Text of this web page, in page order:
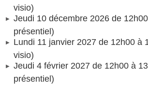
visio)
Jeudi 10 décembre 2026 de
présentiel)
Lundi 11 janvier 2027 de 12h00 à
visio)
Jeudi 4 février 2027 de 12h00 à
présentiel)